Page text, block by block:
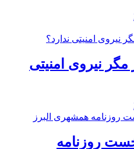
مگر نیروی امنیتی
روزنامه‌